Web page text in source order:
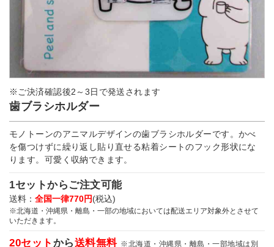
※ご決済確認後2～3日で発送されます
歯ブラシホルダー
モノトーンのアニマルデザインの歯ブラシホルダーです。かべ
を傷つけずに繰り返し貼り直せる粘着シートのフック形状にな
ります。可愛く収納できます。
1セットからご注文可能
送料： 全国一律770円(税込)
※北海道・沖縄県・離島・一部の地域においては配送エリア対象外とさせて
いただきます。
20セット から送料無料 ※北海道・沖縄県・離島・一部地域は別